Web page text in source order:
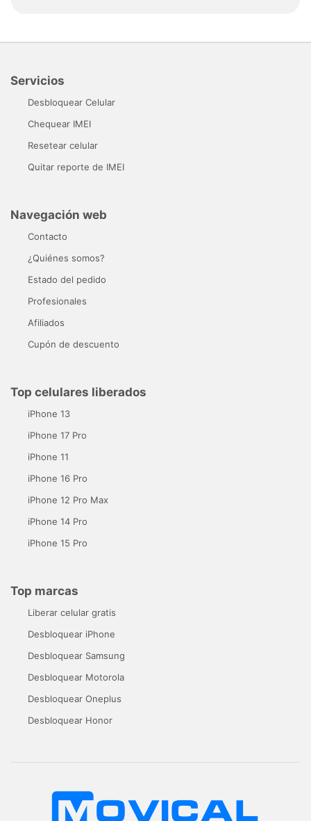
Servicios
Desbloquear Celular
Chequear IMEI
Resetear celular
Quitar reporte de IMEI
Navegación web
Contacto
¿Quiénes somos?
Estado del pedido
Profesionales
Afiliados
Cupón de descuento
Top celulares liberados
iPhone 13
iPhone 17 Pro
iPhone 11
iPhone 16 Pro
iPhone 12 Pro Max
iPhone 14 Pro
iPhone 15 Pro
Top marcas
Liberar celular gratis
Desbloquear iPhone
Desbloquear Samsung
Desbloquear Motorola
Desbloquear Oneplus
Desbloquear Honor